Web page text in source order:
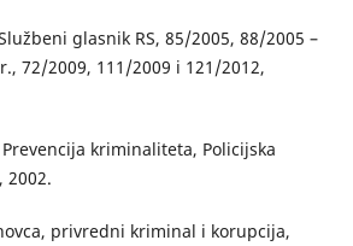
glasnik RS, 85/2005, 88/2005 –
72/2009, 111/2009 i 121/2012,
kriminaliteta, Policijska
2002.
privredni kriminal i korupcija,